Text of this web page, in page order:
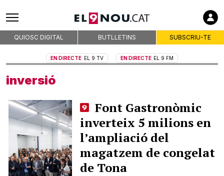
QUIOSC DIGITAL BUTLLETINS SUBSCRIU-TE
EN DIRECTE EL 9 TV EN DIRECTE EL 9 FM
inversió
Font Gastronòmic
inverteix 5 milions en
l’ampliació del
magatzem de congelat
de Tona